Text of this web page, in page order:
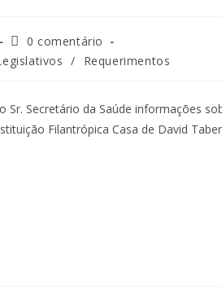
0 comentário
/ Requerimentos
Sr. Secretário da Saúde informações
Filantrópica Casa de David